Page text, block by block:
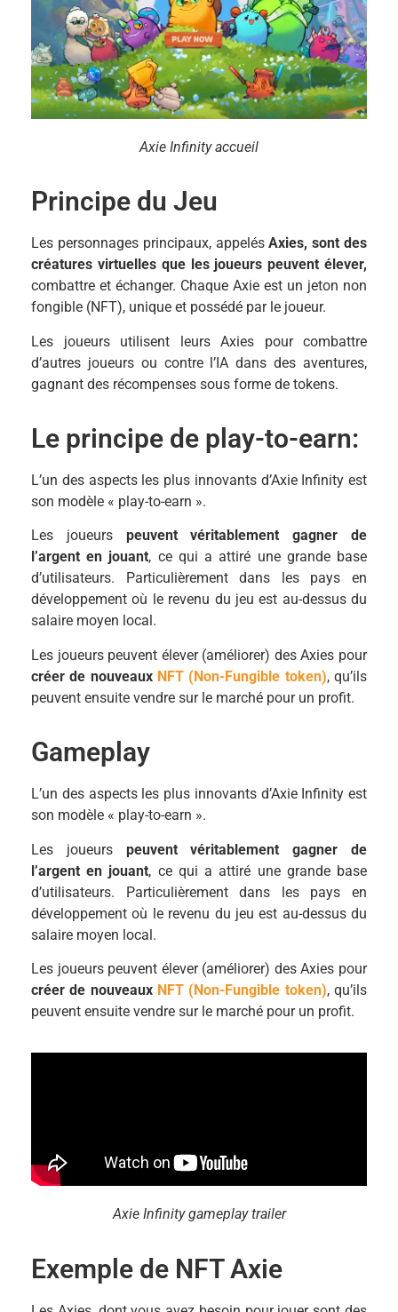
Axie Infinity accueil
Principe du Jeu
Les personnages principaux, appelésAxies, sont des
créatures virtuelles que les joueurs peuvent élever,
combattre et échanger. Chaque Axie est un jeton non
fongible (NFT), unique et possédé par le joueur.
Les joueurs utilisent leurs Axies pour combattre
d’autres joueurs ou contre l’IA dans des aventures,
gagnant des récompenses sous forme de tokens.
Le principe de play-to-earn:
L’un des aspects les plus innovants d’Axie Infinity est
son modèle « play-to-earn ».
Les joueurs peuvent véritablement gagner de
l’argent en jouant, ce qui a attiré une grande base
d’utilisateurs. Particulièrement dans les pays en
développement où le revenu du jeu est au-dessus du
salaire moyen local.
Les joueurs peuvent élever (améliorer) des Axies pour
créer de nouveaux NFT (Non-Fungible token), qu’ils
peuvent ensuite vendre sur le marché pour un profit.
Gameplay
L’un des aspects les plus innovants d’Axie Infinity est
son modèle « play-to-earn ».
Les joueurs peuvent véritablement gagner de
l’argent en jouant, ce qui a attiré une grande base
d’utilisateurs. Particulièrement dans les pays en
développement où le revenu du jeu est au-dessus du
salaire moyen local.
Les joueurs peuvent élever (améliorer) des Axies pour
créer de nouveaux NFT (Non-Fungible token), qu’ils
peuvent ensuite vendre sur le marché pour un profit.
Axie Infinity gameplay trailer
Exemple de NFT Axie